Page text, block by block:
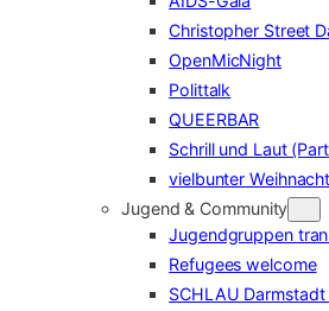
Christopher Street
OpenMicNight
Polittalk
QUEERBAR
Schrill und Laut
vielbunter
Jugend & Community
Jugendgruppen
Refugees welcome
SCHLAU